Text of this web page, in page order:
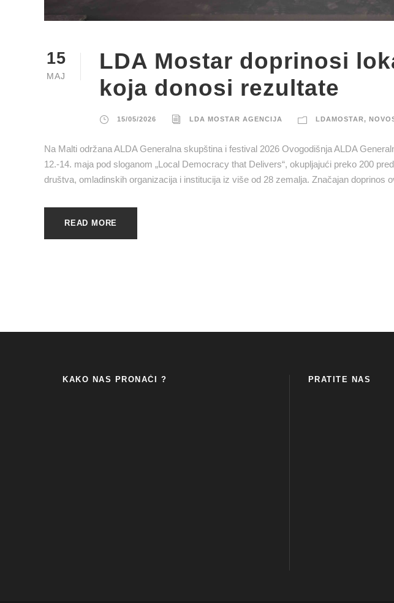
15
MAJ
LDA Mostar doprinosi
koja donosi rezultate
15/05/2026 LDA MOSTAR AGENCIJA LDAMOSTAR,
Na Malti održana ALDA Generalna skupština i festival 2026 Ovogodišnja ALDA
12.-14. maja pod sloganom „Local Democracy that Delivers“, okupljajući preko 200
društva, omladinskih organizacija i institucija iz više od 28 zemalja. Značajan doprinos
READ MORE
KAKO NAS PRONAĆI ? PRATITE NAS